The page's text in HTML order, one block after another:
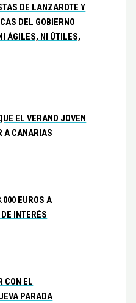
DE LANZAROTE Y
DEL GOBIERNO
ÁGILES, NI ÚTILES,
EL VERANO JOVEN
A CANARIAS
EUROS A
INTERÉS
CON EL
PARADA